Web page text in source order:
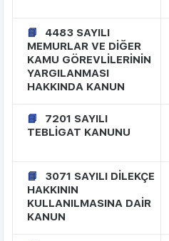
4483 SAYILI
MEMURLAR VE DİĞER
KAMU GÖREVLİLERİNİN
YARGILANMASI
HAKKINDA KANUN
7201 SAYILI
TEBLİGAT KANUNU
3071 SAYILI DİLEKÇE
HAKKININ
KULLANILMASINA DAİR
KANUN